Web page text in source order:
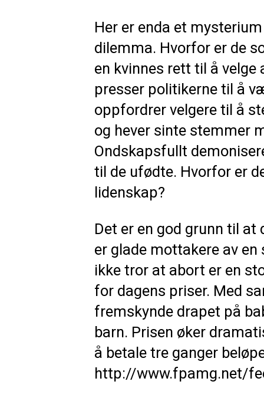
Her er enda et
dilemma. Hvorfor er de
en kvinnes rett til å
presser politikerne til å
oppfordrer velgere til å
og hever sinte stemmer
Ondskapsfullt
til de ufødte. Hvorfor er
lidenskap?
Det er en god grunn til
er glade mottakere av
ikke tror at abort er en
for dagens priser. Med
fremskynde drapet på
barn. Prisen øker
å betale tre ganger
http://www.fpamg.net/